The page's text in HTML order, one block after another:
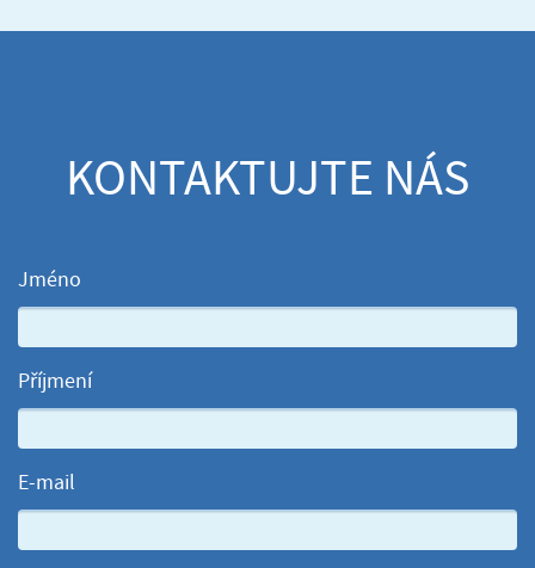
KONTAKTUJTE NÁS
Jméno
Příjmení
E-mail